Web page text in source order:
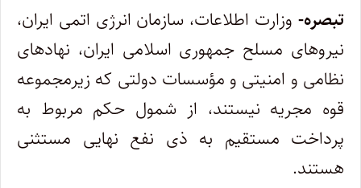
تبصره- وزارت اطلاعات، سازمان انرژی اتمی ایران،
نیروهای مسلح جمهوری اسلامی ایران، نهادهای
نظامی و امنیتی و مؤسسات دولتی که زیرمجموعه
قوه مجریه نیستند، از شمول حکم مربوط به
پرداخت مستقیم به ذی نفع نهایی مستثنی
هستند.